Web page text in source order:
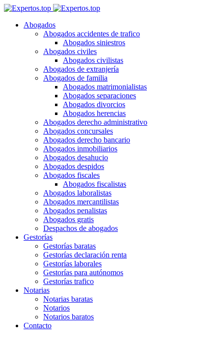
Abogados
Abogados accidentes de trafico
Abogados siniestros
Abogados civiles
Abogados civilistas
Abogados de extranjería
Abogados de familia
Abogados matrimonialistas
Abogados separaciones
Abogados divorcios
Abogados herencias
Abogados derecho administrativo
Abogados concursales
Abogados derecho bancario
Abogados inmobiliarios
Abogados desahucio
Abogados despidos
Abogados fiscales
Abogados fiscalistas
Abogados laboralistas
Abogados mercantilistas
Abogados penalistas
Abogados gratis
Despachos de abogados
Gestorías
Gestorías baratas
Gestorías declaración renta
Gestorías laborales
Gestorías para autónomos
Gestorías trafico
Notarias
Notarias baratas
Notarios
Notarios baratos
Contacto